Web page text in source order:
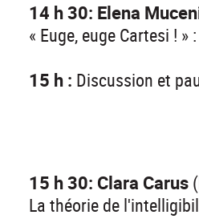
14 h 30: Elena
« Euge, euge Cartesi !
15 h : Discussion et
15 h 30: Clara Carus
La théorie de